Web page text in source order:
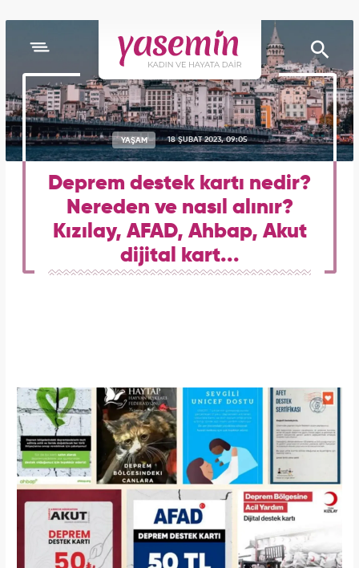
YAŞAM 18 ŞUBAT 2023, 09:05
Deprem destek kartı nedir?
Nereden ve nasıl alınır?
Kızılay, AFAD, Ahbap, Akut
dijital kart...